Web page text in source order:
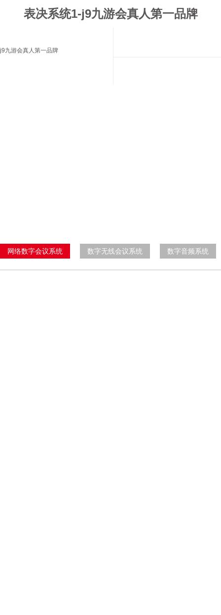
表决系统1-j9九游会真人第一品牌
j9九游会真人第一品牌
网络数字会议系统 数字无线会议系统 数字音频系统